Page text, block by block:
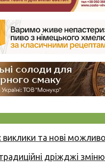
та нові
дріжджі